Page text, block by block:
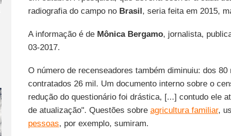
radiografia do campo no Brasil, seria feita em 2015,
A informação é deMônica Bergamo, jornalista,
03-2017.
O número de recenseadores também diminuiu: dos
contratados 26 mil. Um documento interno sobre o
redução do questionário foi drástica, [...] contudo ele
de atualização". Questões sobre agricultura familiar,
pessoas, por exemplo, sumiram.